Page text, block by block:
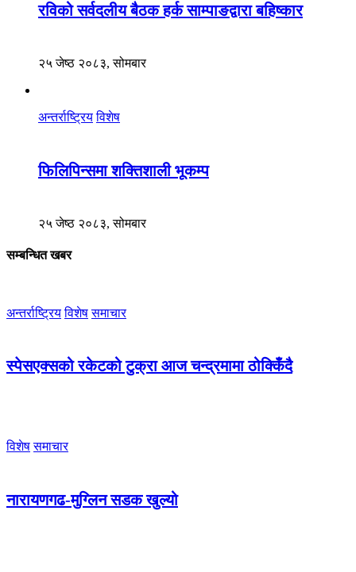
रविको सर्वदलीय बैठक हर्क साम्पाङद्वारा बहिष्कार
२५ जेष्ठ २०८३, सोमबार
अन्तर्राष्ट्रिय विशेष
फिलिपिन्समा शक्तिशाली भूकम्प
२५ जेष्ठ २०८३, सोमबार
सम्बन्धित खबर
अन्तर्राष्ट्रिय विशेष समाचार
स्पेसएक्सको रकेटको टुक्रा आज चन्द्रमामा ठोक्किँदै
विशेष समाचार
नारायणगढ-मुग्लिन सडक खुल्यो